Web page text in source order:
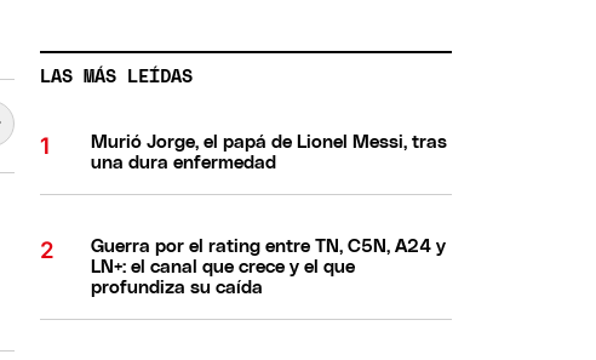
LAS MÁS LEÍDAS
Murió Jorge, el papá de Lionel Messi, tras
una dura enfermedad
Guerra por el rating entre TN, C5N, A24 y
LN+: el canal que crece y el que
profundiza su caída